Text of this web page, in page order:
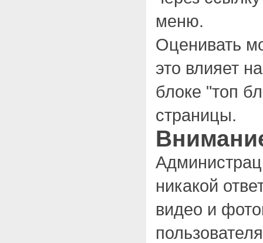
меню.
Оценивать
это влияет
блоке "топ
страницы.
никакой
видео и